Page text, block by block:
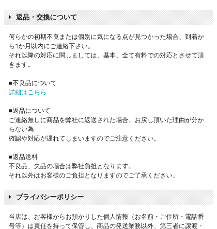
返品・交換について
何らかの初期不良または個別に気になる点が見つかった場合、到着か
ら1か月以内にご連絡下さい。
それ以降の対応に関しましては、基本、全て有料での対応とさせて頂
きます。
■不良品について
詳細はこちら
■返品について
ご連絡無しに商品を弊社に返送された場合、お戻し頂いた理由が分か
らない為
確認や対応が遅れてしまいますのでご注意ください。
■返品送料
不良品、欠品の場合は弊社負担となります。
それ以外はお客様のご負担となりますのでご了承ください。
プライバシーポリシー
当店は、お客様からお預かりした個人情報（お名前・ご住所・電話番
号等）は責任を持って保管し、商品の発送業務以外、第三者に譲渡・